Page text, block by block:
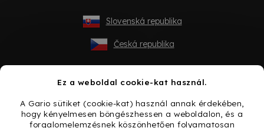
Ez a weboldal cookie-kat használ.
A Gario sütiket (cookie-kat) használ annak érdekében,
hogy kényelmesen böngészhessen a weboldalon, és a
forgalomelemzésnek köszönhetően folyamatosan
Slovenská republika
Česká republika